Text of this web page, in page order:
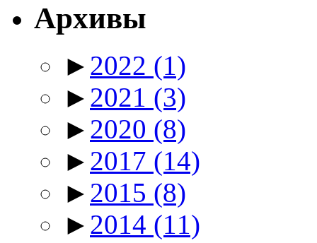
Архивы
► 2022 (1)
► 2021 (3)
► 2020 (8)
► 2017 (14)
► 2015 (8)
► 2014 (11)